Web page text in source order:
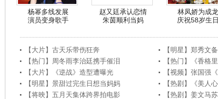
杨幂多线发展
演员变身歌手
赵又廷承认恋情
朱茵顺利当妈
林凤娇为成龙
庆祝58岁生
【大片】古天乐带伤狂奔
【明星】郑秀文
【热门】周冬雨李治廷携手催泪
【热门】《香格
【大片】《逆战》造型遭曝光
【视频】张国强
【明星】景甜过完生日想当妈妈
【热剧】《美人
【将映】五月天集体跨界拍电影
【热剧】姜文马